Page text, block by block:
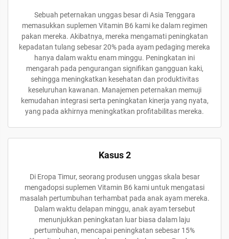
Sebuah peternakan unggas besar di Asia Tenggara
memasukkan suplemen Vitamin B6 kami ke dalam regimen
pakan mereka. Akibatnya, mereka mengamati peningkatan
kepadatan tulang sebesar 20% pada ayam pedaging mereka
hanya dalam waktu enam minggu. Peningkatan ini
mengarah pada pengurangan signifikan gangguan kaki,
sehingga meningkatkan kesehatan dan produktivitas
keseluruhan kawanan. Manajemen peternakan memuji
kemudahan integrasi serta peningkatan kinerja yang nyata,
yang pada akhirnya meningkatkan profitabilitas mereka.
Kasus 2
Di Eropa Timur, seorang produsen unggas skala besar
mengadopsi suplemen Vitamin B6 kami untuk mengatasi
masalah pertumbuhan terhambat pada anak ayam mereka.
Dalam waktu delapan minggu, anak ayam tersebut
menunjukkan peningkatan luar biasa dalam laju
pertumbuhan, mencapai peningkatan sebesar 15%